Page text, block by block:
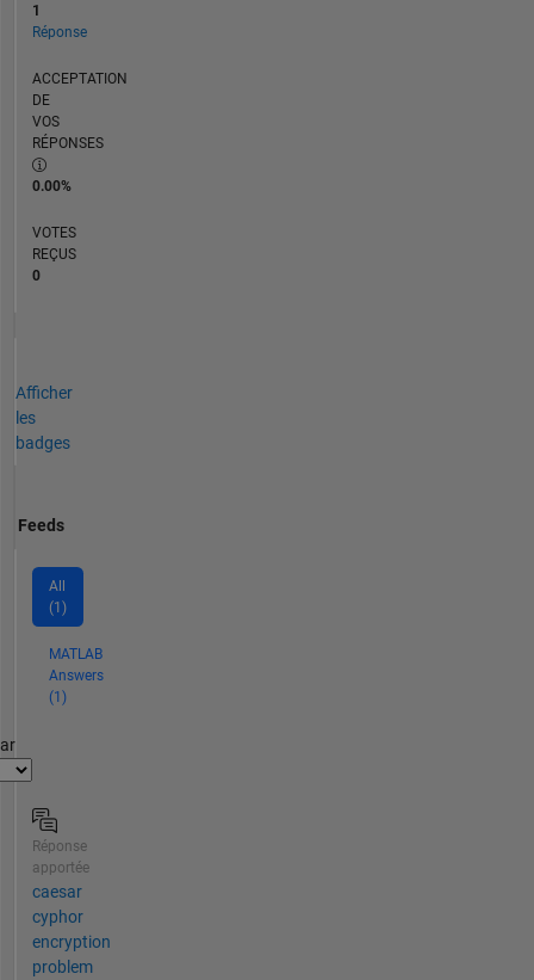
1
Réponse
ACCEPTATION
DE
VOS
RÉPONSES
0.00%
VOTES
REÇUS
0
Afficher
les
badges
Feeds
All
(1)
MATLAB
Answers
(1)
Réponse
apportée
caesar
cyphor
encryption
problem